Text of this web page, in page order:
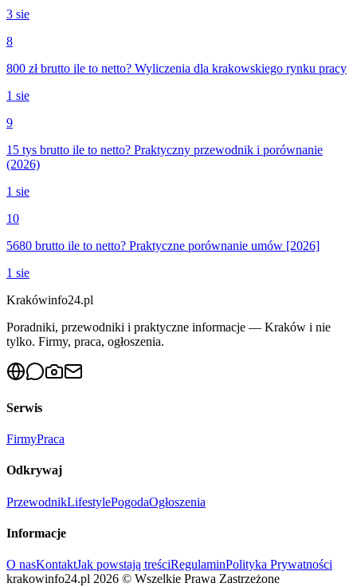
3 sie
8
800 zł brutto ile to netto? Wyliczenia dla krakowskiego rynku pracy
1 sie
9
15 tys brutto ile to netto? Praktyczny przewodnik i porównanie
(2026)
1 sie
10
5680 brutto ile to netto? Praktyczne porównanie umów [2026]
1 sie
Krakówinfo24.pl
Poradniki, przewodniki i praktyczne informacje — Kraków i nie
tylko. Firmy, praca, ogłoszenia.
Serwis
FirmyPraca
Odkrywaj
PrzewodnikLifestylePogodaOgłoszenia
Informacje
O nasKontaktJak powstają treściRegulaminPolityka Prywatności
krakowinfo24.pl 2026 © Wszelkie Prawa Zastrzeżone